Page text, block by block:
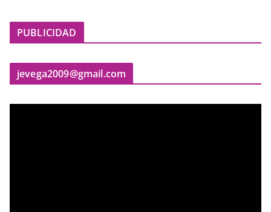
PUBLICIDAD
jevega2009@gmail.com